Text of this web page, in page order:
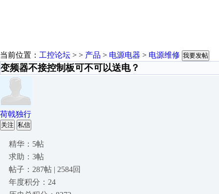
当前位置： 工控论坛 > > 产品 > 电源电器 > 电源维修 我要发帖
变频器不接控制板可不可以送电？
荷戟独行
关注 私信
精华：5帖
求助：3帖
帖子：287帖 | 2584回
年度积分：24